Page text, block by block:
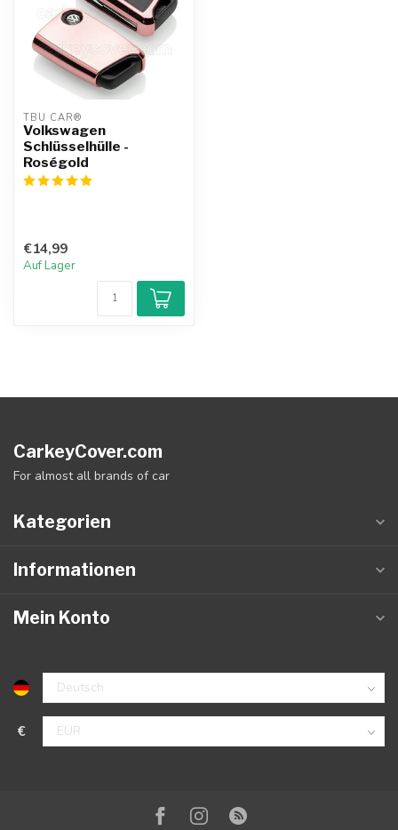
TBU CAR®
Volkswagen
Schlüsselhülle -
Roségold
€14,99
Auf Lager
CarkeyCover.com
For almost all brands of car
Kategorien
Informationen
Mein Konto
€